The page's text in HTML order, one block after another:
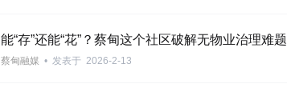
能“存”还能“花”？蔡甸这个社区破解无物业治理难题
蔡甸融媒 • 发表于 2026-2-13